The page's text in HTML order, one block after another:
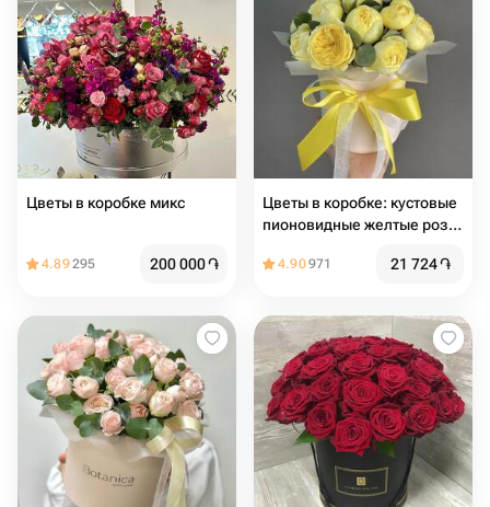
Цветы в коробке микс
4.89295 200 000֏
Цветы в коробке: кустовые
пионовидные желтые розы
4.90971 21 724֏